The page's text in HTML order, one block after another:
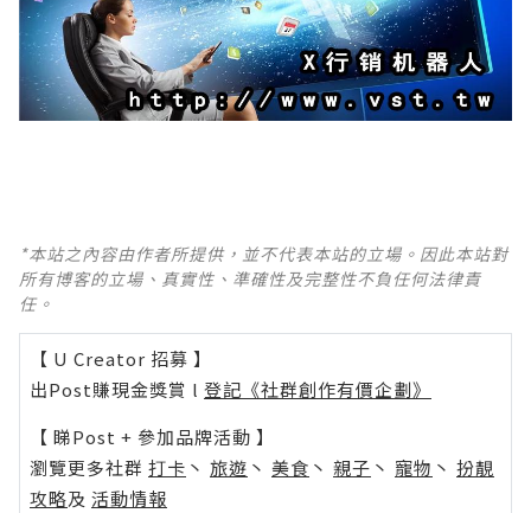
*本站之內容由作者所提供，並不代表本站的立場。因此本站對
所有博客的立場、真實性、準確性及完整性不負任何法律責
任。
【 U Creator 招募 】
出Post賺現金獎賞 l 登記《社群創作有價企劃》
【 睇Post + 參加品牌活動 】
瀏覽更多社群 打卡 丶 旅遊 丶 美食 丶 親子 丶 寵物 丶 扮靚
攻略及 活動情報